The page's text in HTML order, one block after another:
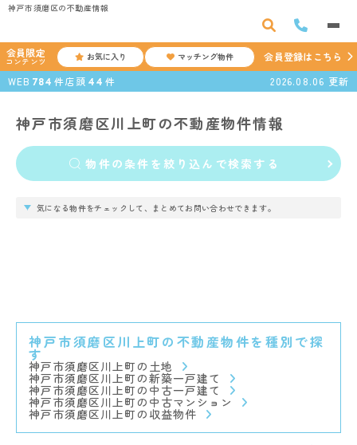
神戸市須磨区の不動産情報
会員限定
コンテンツ お気に入り マッチング物件
会員登録はこちら
WEB 784 件店頭 44 件 2026.08.06 更新
神戸市須磨区川上町の不動産物件情報
物件の条件を絞り込んで検索する
気になる物件をチェックして、まとめてお問い合わせできます。
神戸市須磨区川上町の不動産物件を種別で探
す
神戸市須磨区川上町の土地
神戸市須磨区川上町の新築一戸建て
神戸市須磨区川上町の中古一戸建て
神戸市須磨区川上町の中古マンション
神戸市須磨区川上町の収益物件